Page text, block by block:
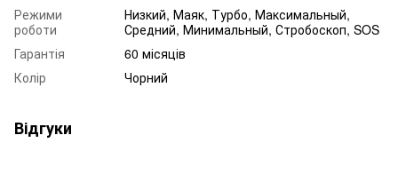
Режими
роботи
Низкий, Маяк, Турбо, Максимальный,
Средний, Минимальный, Стробоскоп, SOS
Гарантія
60 місяців
Колір
Чорний
Відгуки